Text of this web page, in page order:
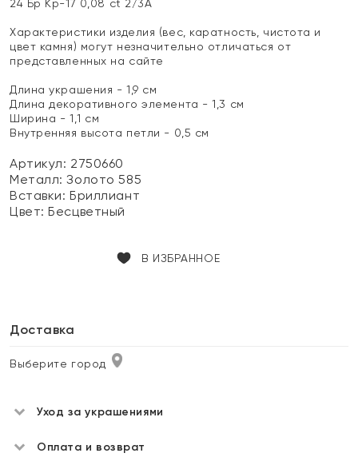
24 Бр Кр-17 0,08 ct 2/3А
Характеристики изделия (вес, каратность, чистота и
цвет камня) могут незначительно отличаться от
представленных на сайте
Длина украшения - 1,9 см
Длина декоративного элемента - 1,3 см
Ширина - 1,1 см
Внутренняя высота петли - 0,5 см
Артикул: 2750660
Металл:Золото 585
Вставки:Бриллиант
Цвет:Бесцветный
В ИЗБРАННОЕ
Доставка
Выберите город
Уход за украшениями
Оплата и возврат